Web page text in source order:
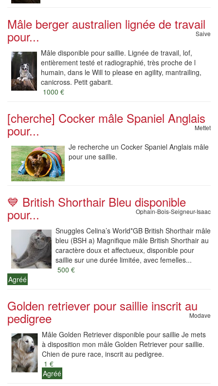
Mâle berger australien lignée de travail
pour... Saive
Mâle disponible pour saillie. Lignée de travail, lof,
entièrement testé et radiographié, très proche de l
humain, dans le Will to please en agility, mantrailing,
canicross. Petit gabarit.
1000 €
[cherche] Cocker mâle Spaniel Anglais
pour... Mettet
Je recherche un Cocker Spaniel Anglais mâle
pour une saillie.
💙 British Shorthair Bleu disponible
pour... Ophain-Bois-Seigneur-Isaac
Snuggles Celina’s World*GB British Shorthair mâle
bleu (BSH a) Magnifique mâle British Shorthair au
caractère doux et affectueux, disponible pour
saillie sur une durée limitée, avec femelles...
500 €
Agréé
Golden retriever pour saillie inscrit au
pedigree Modave
Mâle Golden Retriever disponible pour saillie Je mets
à disposition mon mâle Golden Retriever pour saillie.
Chien de pure race, inscrit au pedigree.
1 €
Agréé